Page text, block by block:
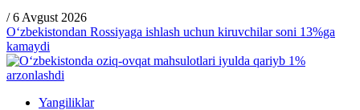
/ 6 Avgust 2026
O‘zbekistondan Rossiyaga ishlash uchun kiruvchilar soni 13%ga
kamaydi
Yangiliklar